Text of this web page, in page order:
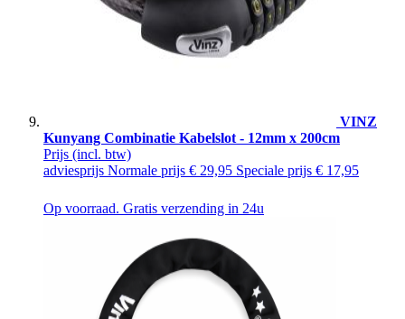
VINZ
Kunyang Combinatie Kabelslot - 12mm x 200cm
Prijs (incl. btw)
adviesprijs Normale prijs € 29,95 Speciale prijs € 17,95
Op voorraad. Gratis verzending in 24u